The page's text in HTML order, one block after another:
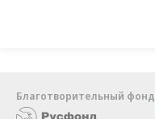
Благотворительный фонд